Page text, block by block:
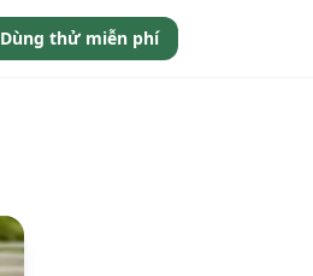
Dùng thử miễn phí